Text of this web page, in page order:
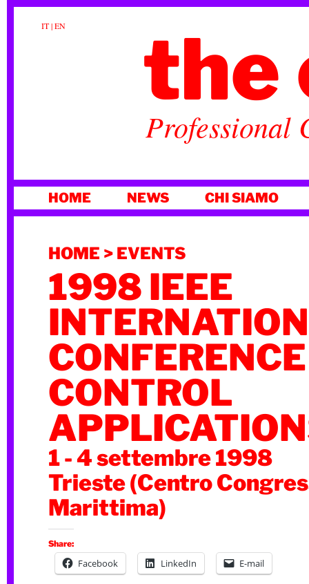
IT|EN the
Professional
AL
HOME NEWS CHI SIAMO
HOME > EVENTS
1998 IEEE
CONTROL
1 - 4 settembre 1998
Trieste (Centro
Marittima)
Share:
Facebook LinkedIn E-mail